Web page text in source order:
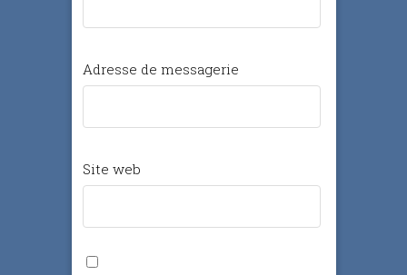
Adresse de messagerie
Site web